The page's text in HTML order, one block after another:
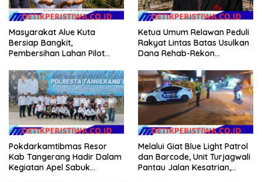
Masyarakat Alue Kuta
Bersiap Bangkit,
Pembersihan Lahan Pilot
Tanah Dimulai Sabtu
Ketua Umum Relawan Peduli
Rakyat Lintas Batas Usulkan
Dana Rehab-Rekon
Dikelola Langsung
Pemerintah Pusat
Pokdarkamtibmas Resor
Kab Tangerang Hadir Dalam
Kegiatan Apel Sabuk
Melalui Giat Blue Light Patrol
dan Barcode, Unit Turjagwali
Pantau Jalan Kesatrian,